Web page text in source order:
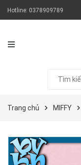
Hotline: 0378909789
Trang chủ MIFFY